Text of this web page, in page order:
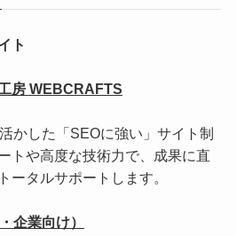
ト
房 WEBCRAFTS
かした「SEOに強い」サイト制
トや高度な技術力で、成果に直
ータルサポートします。
企業向け）